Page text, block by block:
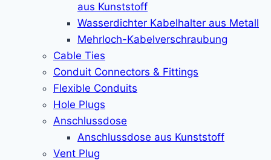
aus Kunststoff
Wasserdichter Kabelhalter aus Metall
Mehrloch-Kabelverschraubung
Cable Ties
Conduit Connectors & Fittings
Flexible Conduits
Hole Plugs
Anschlussdose
Anschlussdose aus Kunststoff
Vent Plug